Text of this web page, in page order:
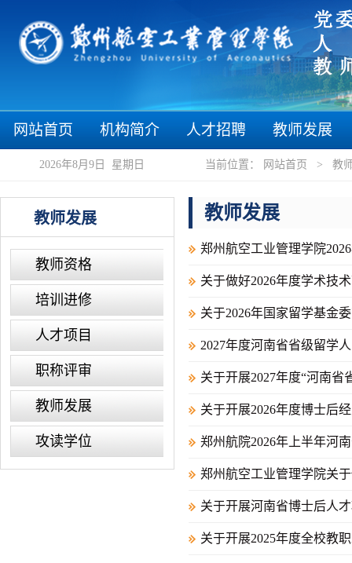
“
网站首页 机构简介 人才招聘 教师发展
2026年8月9日 星期日 当前位置： 网站首页 > 教
教师发展
教师资格
培训进修
人才项目
职称评审
教师发展
攻读学位
教师发展
郑州航空工业管理学院
关于做好2026年度学术技
关于2026年国家留学基金
2027年度河南省省级留学
关于开展2027年度“河南省
关于开展2026年度博士后
郑州航院2026年上半年河
郑州航空工业管理学院关
关于开展河南省博士后人
关于开展2025年度全校教